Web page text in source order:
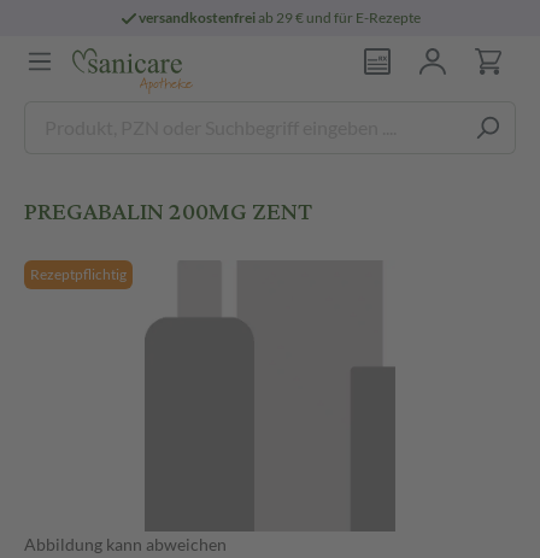
versandkostenfreiab 29 € und für E-Rezepte
PREGABALIN 200MG ZENT
Rezeptpflichtig
Abbildung kann abweichen